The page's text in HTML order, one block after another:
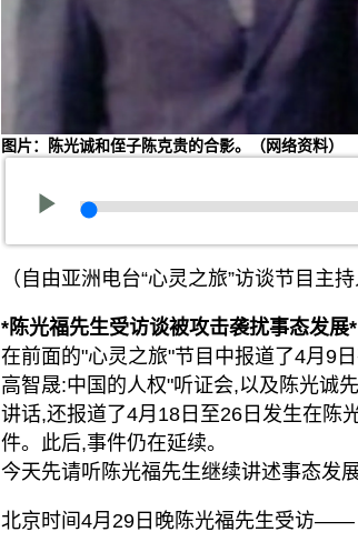
图片：陈光诚和侄子陈克贵的合影。（网络资料）
（自由亚洲电台“心灵之旅”访谈节目主
*陈光福先生受访谈被攻击袭扰事态发展*
在前面的"心灵之旅"节目中报道了4月9
高智晟:中国的人权"听证会,以及陈光诚
讲话,还报道了4月18日至26日发生在陈
件。此后,事件仍在延续。
今天先请听陈光福先生继续讲述事态发展
北京时间4月29日晚陈光福先生受访——